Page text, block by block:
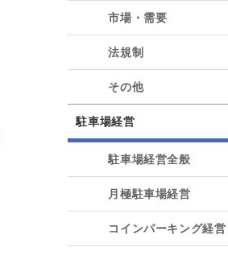
市場・需要
法規制
その他
駐車場経営
駐車場経営全般
月極駐車場経営
コインパーキング経営